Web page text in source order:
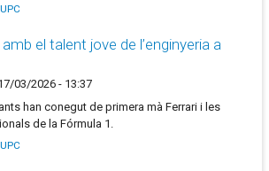
el talent jove de l’enginyeria a
03/2026 - 13:37
han conegut de primera mà Ferrari i les
de la Fórmula 1.